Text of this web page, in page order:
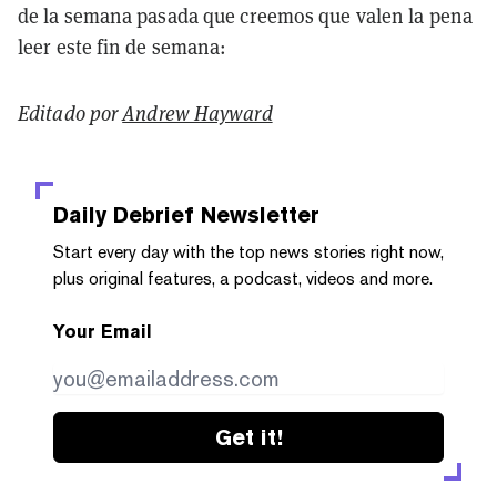
de la semana pasada que creemos que valen la pena
leer este fin de semana:
Editado porAndrew Hayward
Daily Debrief Newsletter
Start every day with the top news stories right now,
plus original features, a podcast, videos and more.
Your Email
Get it!